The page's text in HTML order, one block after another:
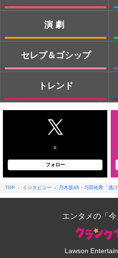
演劇
セレブ＆ゴシップ
トレンド
X
フォロー
TOP インタビュー 乃木坂46・与田祐希「逃
エンタメの「
Lawson